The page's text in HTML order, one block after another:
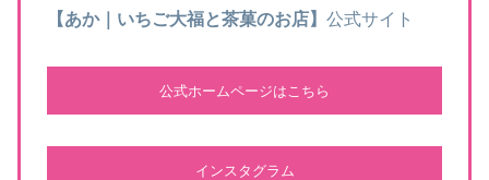
【あか｜いちご大福と茶菓のお店】 公式サイト
公式ホームページはこちら
インスタグラム